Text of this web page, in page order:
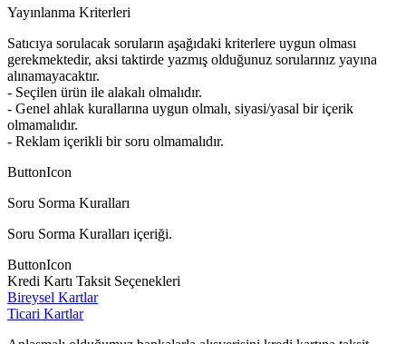
Yayınlanma Kriterleri
Satıcıya sorulacak soruların aşağıdaki kriterlere uygun olması
gerekmektedir, aksi taktirde yazmış olduğunuz sorularınız yayına
alınamayacaktır.
- Seçilen ürün ile alakalı olmalıdır.
- Genel ahlak kurallarına uygun olmalı, siyasi/yasal bir içerik
olmamalıdır.
- Reklam içerikli bir soru olmamalıdır.
ButtonIcon
Soru Sorma Kuralları
Soru Sorma Kuralları içeriği.
ButtonIcon
Kredi Kartı Taksit Seçenekleri
Bireysel Kartlar
Ticari Kartlar